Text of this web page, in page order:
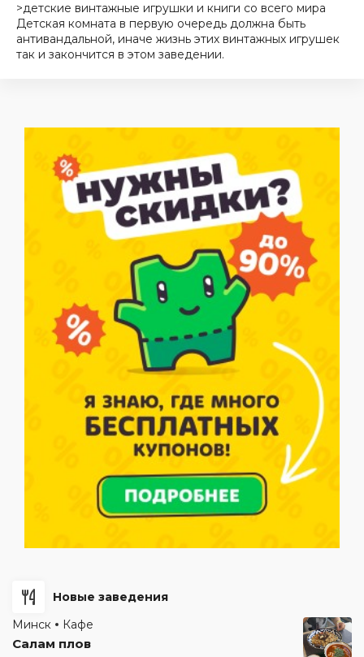
>детские винтажные игрушки и книги со всего мира
Детская комната в первую очередь должна быть
антивандальной, иначе жизнь этих винтажных игрушек
так и закончится в этом заведении.
Новые заведения
Минск
Кафе
Салам плов